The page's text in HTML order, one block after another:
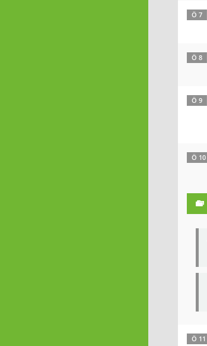
Ö 7
Ö 8
Ö 9
Ö 10
Ö 11